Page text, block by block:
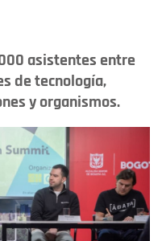
asistentes entre
de tecnología,
y organismos.